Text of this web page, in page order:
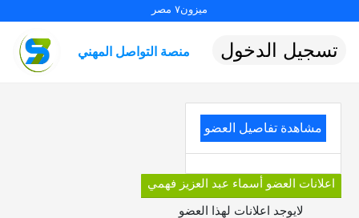
ميزون٧ مصر
منصة التواصل المهني تسجيل الدخول
مشاهدة تفاصيل العضو
اعلانات العضو أسماء عبد العزیز فهمي
لايوجد اعلانات لهذا العضو